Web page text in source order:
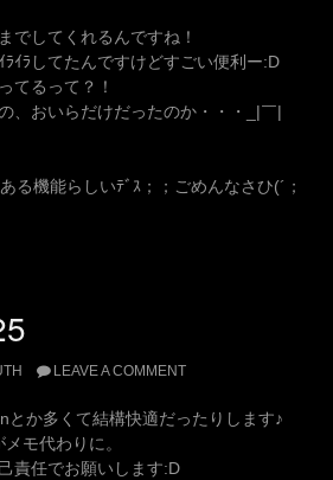
でしてくれるんですね！
ｲﾗしてたんですけどすごい便利ー:D
てるって？！
、おいらだけだったのか・・・_|￣|
る機能らしいﾃﾞｽ；；ごめんなさひ(´；
LEAVE A COMMENT
とか多くて結構快適だったりします♪
モ代わりに。
責任でお願いします:D